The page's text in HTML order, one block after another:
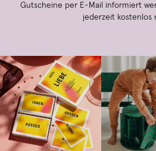
Gutscheine per E-Mail informiert
jederzeit kostenlos